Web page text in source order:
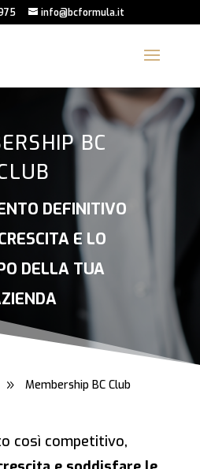
info@bcformula.it
BC
DEFINITIVO
E LO
DELLA TUA
9 Membership BC Club
così competitivo,